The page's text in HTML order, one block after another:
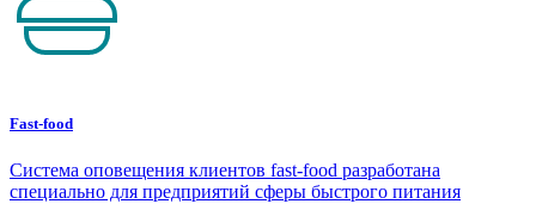
Fast-food
Система оповещения клиентов fast-food разработана
специально для предприятий сферы быстрого питания